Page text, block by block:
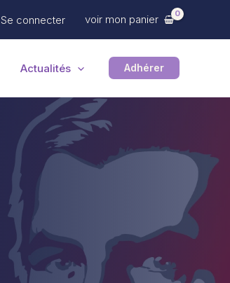
Se connecter voir mon panier
Actualités Adhérer